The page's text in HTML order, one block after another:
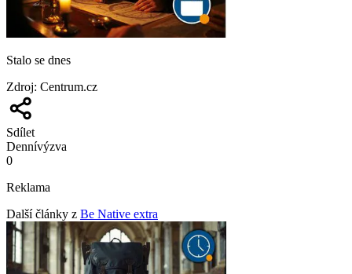
Stalo se dnes
Zdroj: Centrum.cz
Sdílet
Dennívýzva
0
Reklama
Další články z Be Native extra